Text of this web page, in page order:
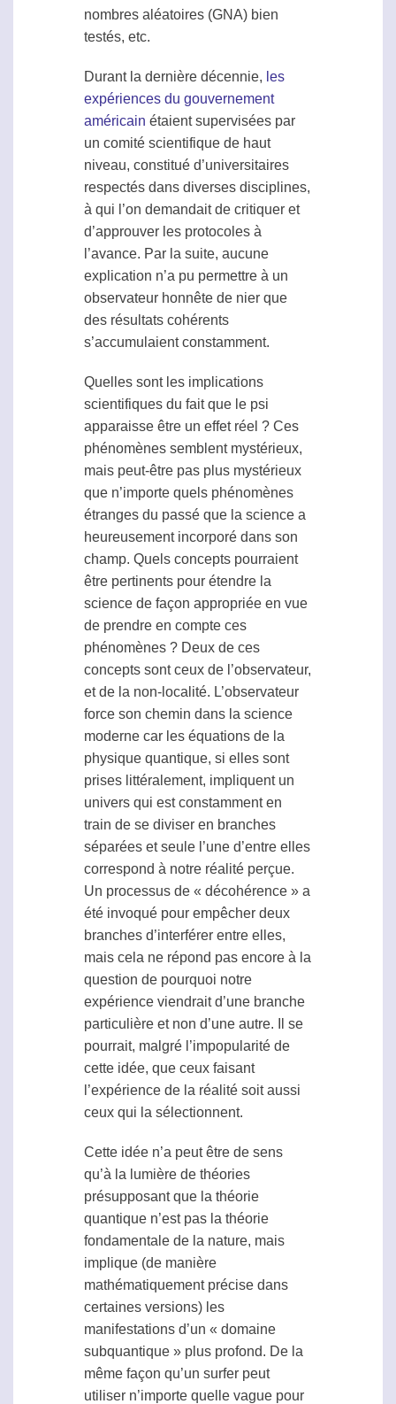
nombres aléatoires (GNA) bien
testés, etc.
Durant la dernière décennie, les
expériences du gouvernement
américain étaient supervisées par
un comité scientifique de haut
niveau, constitué d’universitaires
respectés dans diverses disciplines,
à qui l’on demandait de critiquer et
d’approuver les protocoles à
l’avance. Par la suite, aucune
explication n’a pu permettre à un
observateur honnête de nier que
des résultats cohérents
s’accumulaient constamment.
Quelles sont les implications
scientifiques du fait que le psi
apparaisse être un effet réel ? Ces
phénomènes semblent mystérieux,
mais peut-être pas plus mystérieux
que n’importe quels phénomènes
étranges du passé que la science a
heureusement incorporé dans son
champ. Quels concepts pourraient
être pertinents pour étendre la
science de façon appropriée en vue
de prendre en compte ces
phénomènes ? Deux de ces
concepts sont ceux de l’observateur,
et de la non-localité. L’observateur
force son chemin dans la science
moderne car les équations de la
physique quantique, si elles sont
prises littéralement, impliquent un
univers qui est constamment en
train de se diviser en branches
séparées et seule l’une d’entre elles
correspond à notre réalité perçue.
Un processus de « décohérence » a
été invoqué pour empêcher deux
branches d’interférer entre elles,
mais cela ne répond pas encore à la
question de pourquoi notre
expérience viendrait d’une branche
particulière et non d’une autre. Il se
pourrait, malgré l’impopularité de
cette idée, que ceux faisant
l’expérience de la réalité soit aussi
ceux qui la sélectionnent.
Cette idée n’a peut être de sens
qu’à la lumière de théories
présupposant que la théorie
quantique n’est pas la théorie
fondamentale de la nature, mais
implique (de manière
mathématiquement précise dans
certaines versions) les
manifestations d’un « domaine
subquantique » plus profond. De la
même façon qu’un surfer peut
utiliser n’importe quelle vague pour